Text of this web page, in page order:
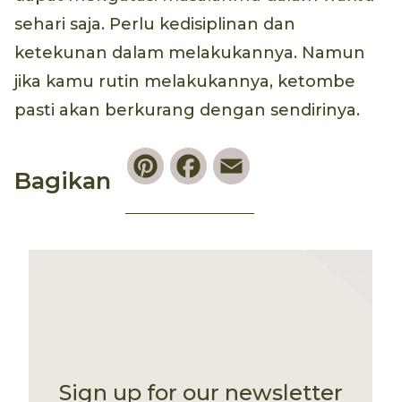
sehari saja. Perlu kedisiplinan dan
ketekunan dalam melakukannya. Namun
jika kamu rutin melakukannya, ketombe
pasti akan berkurang dengan sendirinya.
Bagikan
PinterestFacebook
Sign up for our newsletter